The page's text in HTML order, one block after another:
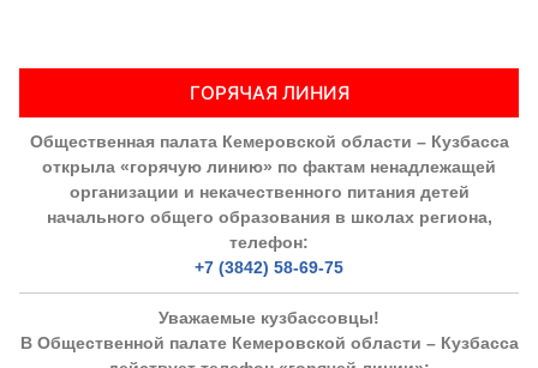
ГОРЯЧАЯ ЛИНИЯ
Общественная палата Кемеровской области – Кузбасса
открыла «горячую линию» по фактам ненадлежащей
организации и некачественного питания детей
начального общего образования в школах региона,
телефон:
+7 (3842) 58-69-75
Уважаемые кузбассовцы!
В Общественной палате Кемеровской области – Кузбасса